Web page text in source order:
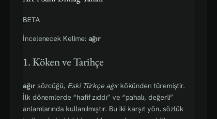
BETA
İncelenecek Kelime: ağır
1. Köken ve Tarihçe
ağırsözcüğü, Eski Türkçe aġırkökünden türemiştir.
İlk dönemlerde “hafif zıddı” ve “pahalı, değerli”
anlamlarında kullanılmıştır. Bu iki karşıt yön, sözlük